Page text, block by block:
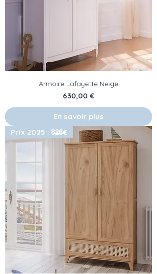
Armoire Lafayette Neige
Prix
630,00 €
En savoir plus
Prix 2025 : 8̶2̶6̶€